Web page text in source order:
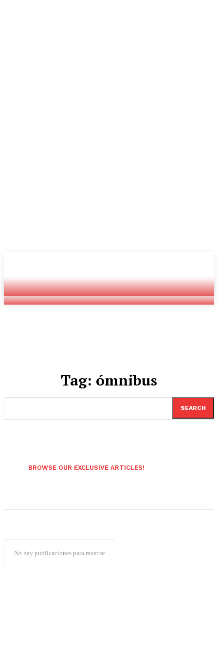
Youtube
Twitch
Radio
Tag: ómnibus
SEARCH
BROWSE OUR EXCLUSIVE ARTICLES!
No hay publicaciones para mostrar